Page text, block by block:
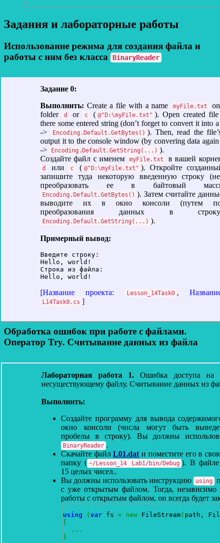
Задания и лабораторные работы
Использование режима для создания файла и
работы с ним без класса
BinaryReader
Задание 0:
Выполнить: Create a file with a name myFile.txt
folder
d or c ( @"D:\myFile.txt" ). Open created
there some entered string (don’t forget to convert it into
->
Encoding.Default.GetBytes() ). Then, read the
output it to the console window (by convering data
->
Encoding.Default.GetString(...) ).
Создайте файл с именем
myFile.txt в вашей
d или c ( @"D:\myFile.txt" ). Откройте
запишите туда некоторую введенную строку (не
преобразовать ее в байтовый
Encoding.Default.GetBytes() ). Затем считайте
выводите их в окно консоли (путем
преобразования данных в
Encoding.Default.GetString(...) ).
Примерный вывод:
Введите строку:
Hello, world!
Строка из файла:
[Название проекта: Lesson_14Task0 ,
L14Task0.cs ]
Обработка ошибок при работе с файлами.
Оператор Try. Считывание данных из файла
Лабораторная работа 1. Ошибка доступа на
несуществующему файлу. Считывание данных из
Выполнить:
Создайте программу для вывода
окно консоли (числа могут быть
пробелы в строку). Вы должны
BinaryReader .
Скачайте файл L01.dat и поместите его в
папку ( ~/Lesson_14 Lab1/bin/Debug ). В файле
15 целых чисел..
Вы должны использовать инструкцию
using
с уже открытым файлом. Тогда, независимо
работы с открытым файлом, он всегда будет
using (var fs = new FileStream( path,
{
...
}